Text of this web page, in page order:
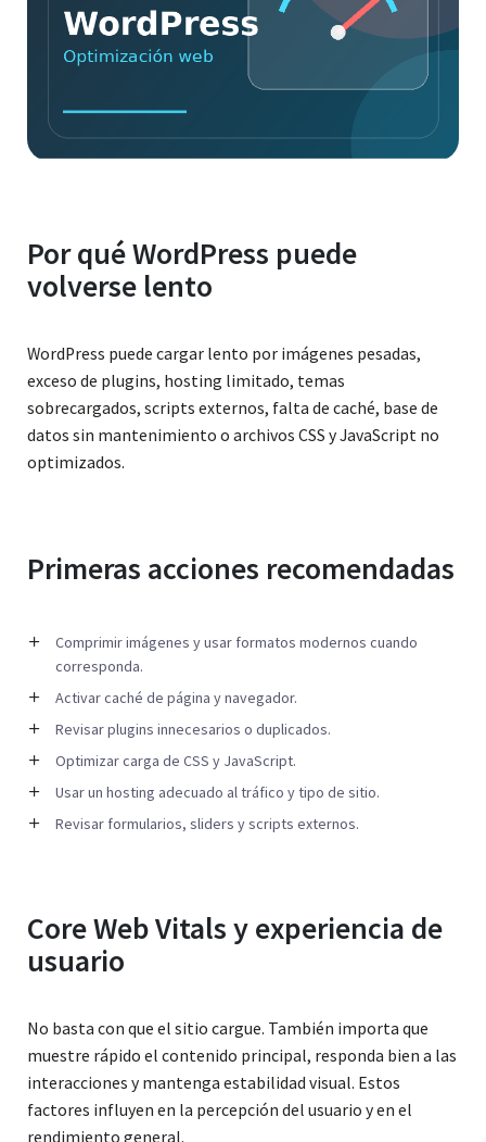
Por qué WordPress puede
volverse lento
WordPress puede cargar lento por imágenes pesadas,
exceso de plugins, hosting limitado, temas
sobrecargados, scripts externos, falta de caché, base de
datos sin mantenimiento o archivos CSS y JavaScript no
optimizados.
Primeras acciones recomendadas
Comprimir imágenes y usar formatos modernos cuando
corresponda.
Activar caché de página y navegador.
Revisar plugins innecesarios o duplicados.
Optimizar carga de CSS y JavaScript.
Usar un hosting adecuado al tráfico y tipo de sitio.
Revisar formularios, sliders y scripts externos.
Core Web Vitals y experiencia de
usuario
No basta con que el sitio cargue. También importa que
muestre rápido el contenido principal, responda bien a las
interacciones y mantenga estabilidad visual. Estos
factores influyen en la percepción del usuario y en el
rendimiento general.